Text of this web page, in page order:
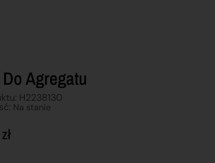
Agregatu
H2238130
Na stanie
zł